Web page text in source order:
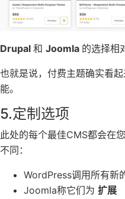
Drupal 和 Joomla 的选择相
也就是说，付费主题确实看
能。
5.定制选项
此处的每个最佳CMS都会在
不同：
WordPress调用所有新
Joomla称它们为 扩展